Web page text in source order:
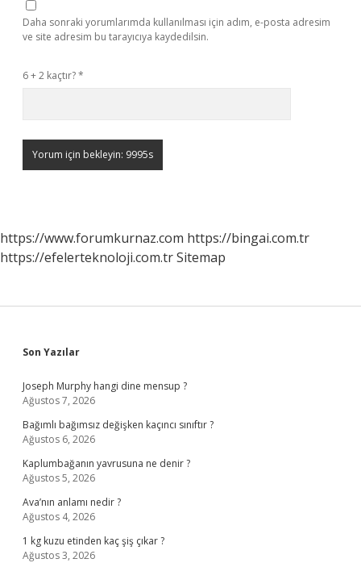
Daha sonraki yorumlarımda kullanılması için adım, e-posta adresim
ve site adresim bu tarayıcıya kaydedilsin.
6 + 2 kaçtır?*
https://www.forumkurnaz.com https://bingai.com.tr
https://efelerteknoloji.com.trSitemap
Sidebar
Son Yazılar
Joseph Murphy hangi dine mensup ?
Ağustos 7, 2026
Bağımlı bağımsız değişken kaçıncı sınıftır ?
Ağustos 6, 2026
Kaplumbağanın yavrusuna ne denir ?
Ağustos 5, 2026
Ava’nın anlamı nedir ?
Ağustos 4, 2026
1 kg kuzu etinden kaç şiş çıkar ?
Ağustos 3, 2026